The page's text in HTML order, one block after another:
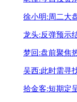
徐小明:周二大
龙头:反弹预示
梦回:盘前聚焦
吴西:此时需寻
拾金客:短期定